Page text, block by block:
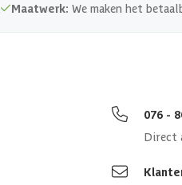
Maatwerk: We maken het
076 -
Direct